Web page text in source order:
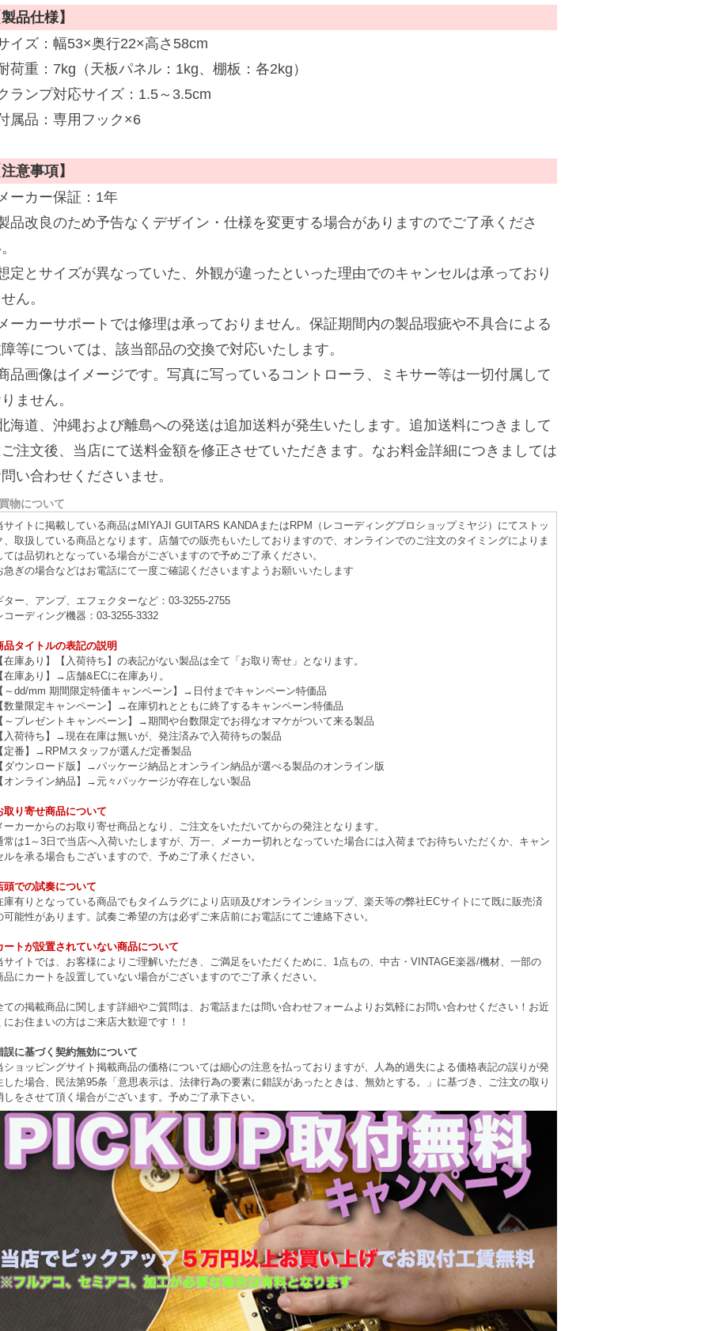
品仕様】
イズ：幅53×奥行22×高さ58cm
荷重：7kg（天板パネル：1kg、棚板：各2kg）
ランプ対応サイズ：1.5～3.5cm
属品：専用フック×6
意事項】
ーカー保証：1年
品改良のため予告なくデザイン・仕様を変更する場合がありますのでご了承くださ
定とサイズが異なっていた、外観が違ったといった理由でのキャンセルは承っており
ん。
ーカーサポートでは修理は承っておりません。保証期間内の製品瑕疵や不具合による
等については、該当部品の交換で対応いたします。
品画像はイメージです。写真に写っているコントローラ、ミキサー等は一切付属して
ません。
海道、沖縄および離島への発送は追加送料が発生いたします。追加送料につきまして
注文後、当店にて送料金額を修正させていただきます。なお料金詳細につきましては
い合わせくださいませ。
物について
サイトに掲載している商品はMIYAJI GUITARS KANDAまたはRPM（レコーディングプロショップミヤジ）にてストッ
、取扱している商品となります。店舗での販売もいたしておりますので、オンラインでのご注文のタイミングによりま
ては品切れとなっている場合がございますので予めご了承ください。
急ぎの場合などはお電話にて一度ご確認くださいますようお願いいたします
ター、アンプ、エフェクターなど：03-3255-2755
コーディング機器：03-3255-3332
品タイトルの表記の説明
在庫あり】【入荷待ち】の表記がない製品は全て「お取り寄せ」となります。
在庫あり】→店舗&ECに在庫あり。
～dd/mm 期間限定特価キャンペーン】→日付までキャンペーン特価品
数量限定キャンペーン】→在庫切れとともに終了するキャンペーン特価品
～プレゼントキャンペーン】→期間や台数限定でお得なオマケがついて来る製品
入荷待ち】→現在在庫は無いが、発注済みで入荷待ちの製品
定番】→RPMスタッフが選んだ定番製品
ダウンロード版】→パッケージ納品とオンライン納品が選べる製品のオンライン版
オンライン納品】→元々パッケージが存在しない製品
取り寄せ商品について
ーカーからのお取り寄せ商品となり、ご注文をいただいてからの発注となります。
常は1～3日で当店へ入荷いたしますが、万一、メーカー切れとなっていた場合には入荷までお待ちいただくか、キャン
ルを承る場合もございますので、予めご了承ください。
頭での試奏について
庫有りとなっている商品でもタイムラグにより店頭及びオンラインショップ、楽天等の弊社ECサイトにて既に販売済
可能性があります。試奏ご希望の方は必ずご来店前にお電話にてご連絡下さい。
ートが設置されていない商品について
サイトでは、お客様によりご理解いただき、ご満足をいただくために、1点もの、中古・VINTAGE楽器/機材、一部の
品にカートを設置していない場合がございますのでご了承ください。
ての掲載商品に関します詳細やご質問は、お電話または問い合わせフォームよりお気軽にお問い合わせください！お近
にお住まいの方はご来店大歓迎です！！
誤に基づく契約無効について
ショッピングサイト掲載商品の価格については細心の注意を払っておりますが、人為的過失による価格表記の誤りが発
した場合、民法第95条「意思表示は、法律行為の要素に錯誤があったときは、無効とする。」に基づき、ご注文の取り
しをさせて頂く場合がございます。予めご了承下さい。